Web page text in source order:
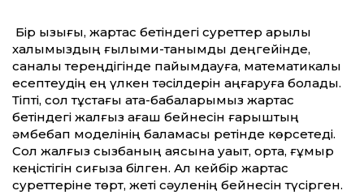
Бір қызығы, жартас бетіндегі суреттер арқылы
халқымыздың ғылыми-танымдық деңгейінде,
саналық тереңдігінде пайымдауға, математикалық
есептеудің ең үлкен тәсілдерін аңғаруға болады.
Тіпті, сол тұстағы ата-бабаларымыз жартас
бетіндегі жалғыз ағаш бейнесін ғарыштың
әмбебап моделінің баламасы ретінде көрсетеді.
Сол жалғыз сызбаның аясына уақыт, орта, ғұмыр
кеңістігін сиғыза білген. Ал кейбір жартас
суреттеріне төрт, жеті сәуленің бейнесін түсірген.